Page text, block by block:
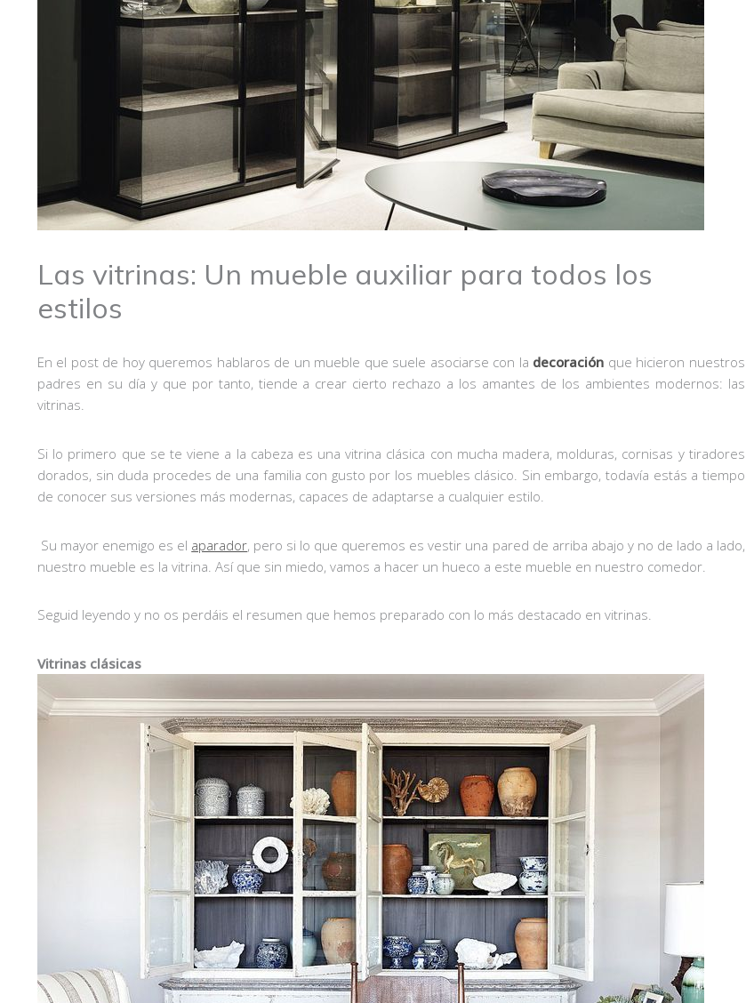
Las vitrinas: Un mueble auxiliar para todos los
estilos
En el post de hoy queremos hablaros de un mueble que suele asociarse con la decoración que hicieron nuestros
padres en su día y que por tanto, tiende a crear cierto rechazo a los amantes de los ambientes modernos: las
vitrinas.
Si lo primero que se te viene a la cabeza es una vitrina clásica con mucha madera, molduras, cornisas y tiradores
dorados, sin duda procedes de una familia con gusto por los muebles clásico. Sin embargo, todavía estás a tiempo
de conocer sus versiones más modernas, capaces de adaptarse a cualquier estilo.
Su mayor enemigo es el aparador, pero si lo que queremos es vestir una pared de arriba abajo y no de lado a lado,
nuestro mueble es la vitrina. Así que sin miedo, vamos a hacer un hueco a este mueble en nuestro comedor.
Seguid leyendo y no os perdáis el resumen que hemos preparado con lo más destacado en vitrinas.
Vitrinas clásicas